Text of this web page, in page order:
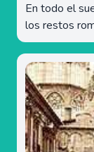
En todo el
los restos